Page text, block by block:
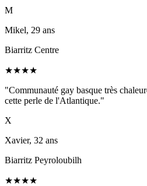
M
Mikel, 29 ans
Biarritz Centre
★★★★
"Communauté gay basque très
cette perle de l'Atlantique."
X
Xavier, 32 ans
Biarritz Peyroloubilh
★★★★